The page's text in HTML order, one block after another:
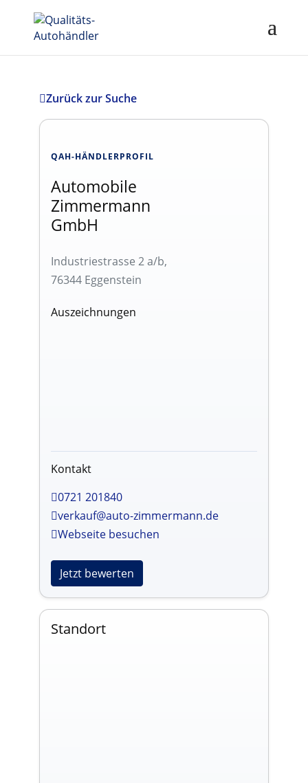
Zurück zur Suche
QAH-HÄNDLERPROFIL
Automobile
Zimmermann
GmbH
Industriestrasse 2 a/b,
76344 Eggenstein
Auszeichnungen
Kontakt
0721 201840
verkauf@auto-zimmermann.de
Webseite besuchen
Jetzt bewerten
Standort